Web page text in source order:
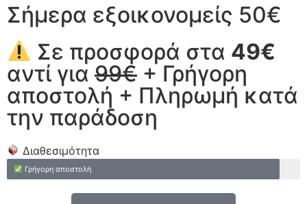
Σήμερα εξοικονομείς 50€
Σε προσφορά στα 49€
αντί για 99€ + Γρήγορη
αποστολή + Πληρωμή κατά
την παράδοση
Διαθεσιμότητα
Γρήγορη αποστολή